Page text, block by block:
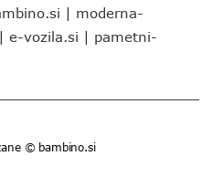
| moderna-
| e-vozila.si | pametni-
© bambino.si